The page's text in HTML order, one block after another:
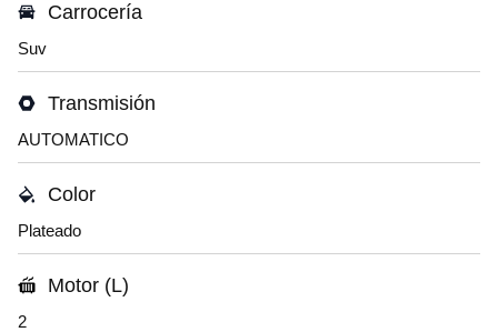
Carrocería
Suv
Transmisión
AUTOMATICO
Color
Plateado
Motor (L)
2